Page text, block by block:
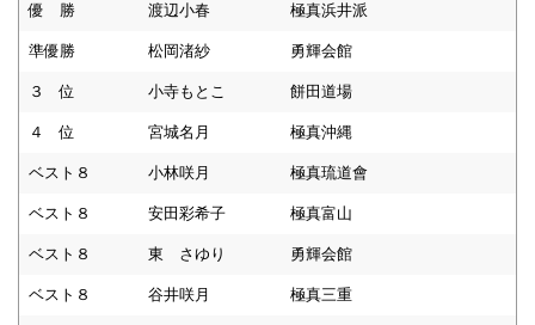
優 勝 渡辺小春 極真浜井派
準優勝 松岡渚紗 勇輝会館
３ 位 小寺もとこ 餅田道場
４ 位 宮城名月 極真沖縄
ベスト８ 小林咲月 極真琉道會
ベスト８ 安田彩希子 極真富山
ベスト８ 東 さゆり 勇輝会館
ベスト８ 谷井咲月 極真三重